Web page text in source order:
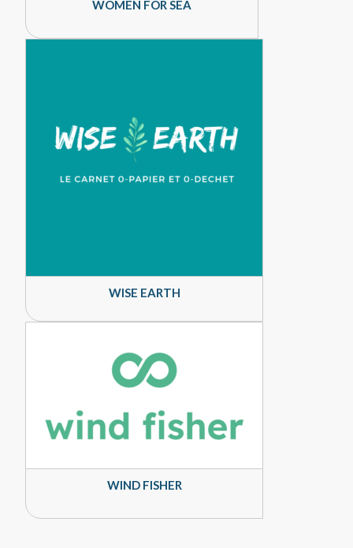
WOMEN FOR SEA
WISE EARTH
WIND FISHER